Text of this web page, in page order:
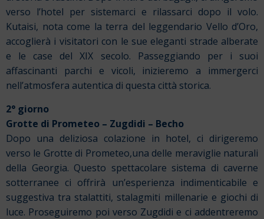
verso l’hotel per sistemarci e rilassarci dopo il volo.
Kutaisi, nota come la terra del leggendario Vello d’Oro,
accoglierà i visitatori con le sue eleganti strade alberate
e le case del XIX secolo. Passeggiando per i suoi
affascinanti parchi e vicoli, inizieremo a immergerci
nell’atmosfera autentica di questa città storica.
2° giorno
Grotte di Prometeo – Zugdidi – Becho
Dopo una deliziosa colazione in hotel, ci dirigeremo
verso le Grotte di Prometeo,una delle meraviglie naturali
della Georgia. Questo spettacolare sistema di caverne
sotterranee ci offrirà un’esperienza indimenticabile e
suggestiva tra stalattiti, stalagmiti millenarie e giochi di
luce. Proseguiremo poi verso Zugdidi e ci addentreremo